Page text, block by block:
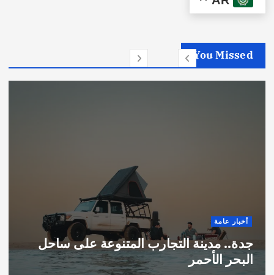
You Missed
أخبار عامة
جدة.. مدينة التجارب المتنوعة على ساحل
البحر الأحمر